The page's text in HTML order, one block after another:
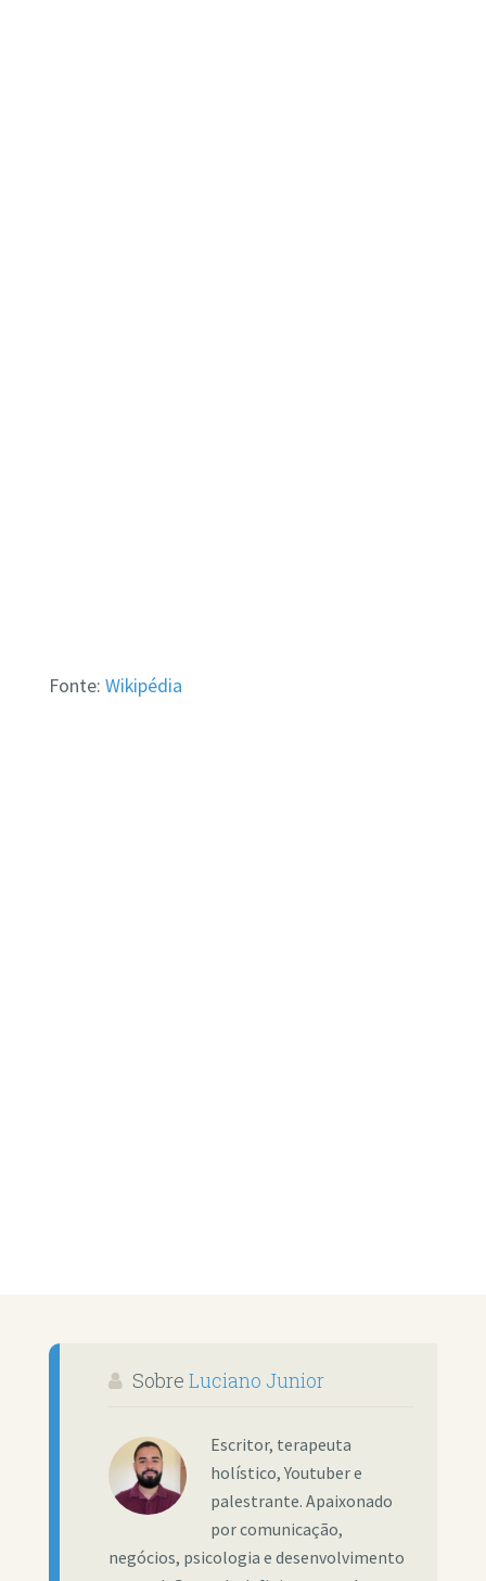
Fonte: Wikipédia
Sobre Luciano Junior
Escritor, terapeuta
holístico, Youtuber e
palestrante. Apaixonado
por comunicação,
negócios, psicologia e desenvolvimento